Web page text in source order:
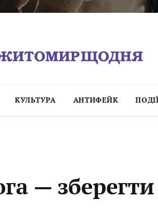
КУЛЬТУРА АНТИФЕЙК ПОДІЇ
— зберегти